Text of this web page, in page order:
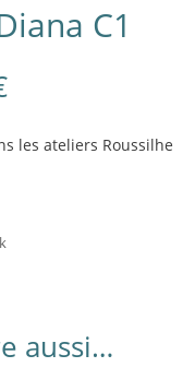
C1
les ateliers Roussilhe
aussi…